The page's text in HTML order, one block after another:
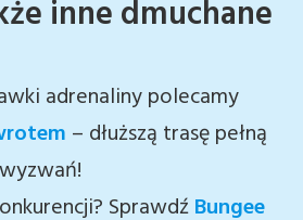
inne dmuchane
adrenaliny polecamy
– dłuższą trasę pełną
SprawdźBungee